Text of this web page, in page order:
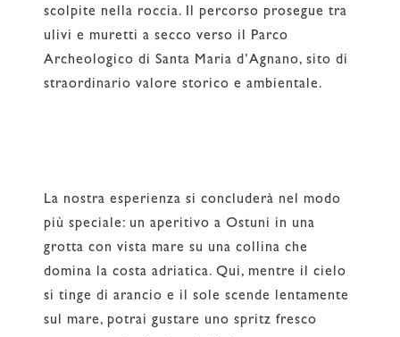
scolpite nella roccia. Il percorso prosegue tra
ulivi e muretti a secco verso il Parco
Archeologico di Santa Maria d’Agnano, sito di
straordinario valore storico e ambientale.
La nostra esperienza si concluderà nel modo
più speciale: un aperitivo a Ostuni in una
grotta con vista mare su una collina che
domina la costa adriatica. Qui, mentre il cielo
si tinge di arancio e il sole scende lentamente
sul mare, potrai gustare uno spritz fresco